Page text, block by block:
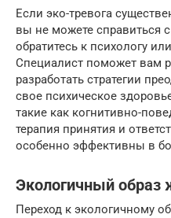
Если эко-тревога
вы не можете справиться
обратитесь к психологу
Специалист поможет вам
разработать стратегии
свое психическое
такие как когнитивно-
терапия принятия и
особенно эффективны в
Экологичный образ
Переход к экологичному